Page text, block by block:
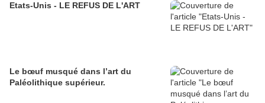
Etats-Unis - LE REFUS DE L'ART
Le bœuf musqué dans l’art du
Paléolithique supérieur.